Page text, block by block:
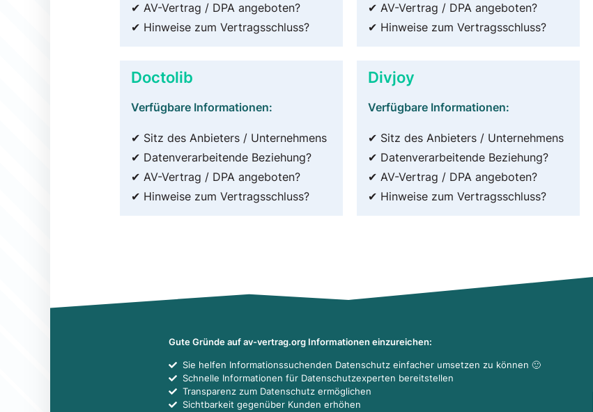
✔ AV-Vertrag / DPA angeboten?
✔ Hinweise zum Vertragsschluss?
✔ AV-Vertrag / DPA angeboten?
✔ Hinweise zum Vertragsschluss?
Doctolib
Verfügbare Informationen:
✔ Sitz des Anbieters / Unternehmens
✔ Datenverarbeitende Beziehung?
✔ AV-Vertrag / DPA angeboten?
✔ Hinweise zum Vertragsschluss?
Divjoy
Verfügbare Informationen:
✔ Sitz des Anbieters / Unternehmens
✔ Datenverarbeitende Beziehung?
✔ AV-Vertrag / DPA angeboten?
✔ Hinweise zum Vertragsschluss?
Gute Gründe auf av-vertrag.org Informationen einzureichen:
Sie helfen Informationssuchenden Datenschutz einfacher umsetzen zu können 🙂
Schnelle Informationen für Datenschutzexperten bereitstellen
Transparenz zum Datenschutz ermöglichen
Sichtbarkeit gegenüber Kunden erhöhen